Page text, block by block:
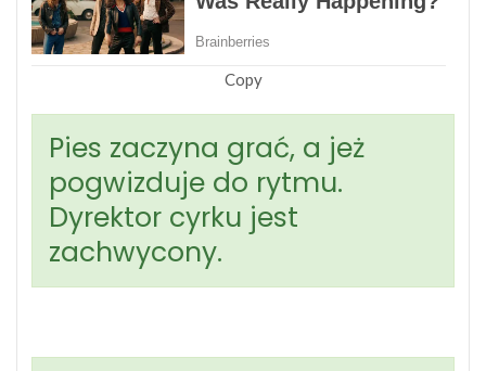
Copy
Pies zaczyna grać, a jeż
pogwizduje do rytmu.
Dyrektor cyrku jest
zachwycony.